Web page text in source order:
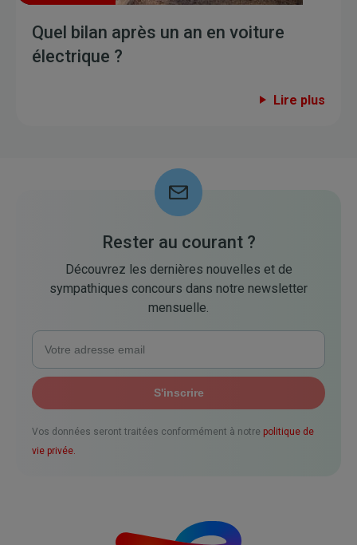
Quel bilan après un an en voiture
électrique ?
Lire plus
Rester au courant ?
Découvrez les dernières nouvelles et de
sympathiques concours dans notre newsletter
mensuelle.
Vos données seront traitées conformément à notre politique de
vie privée.